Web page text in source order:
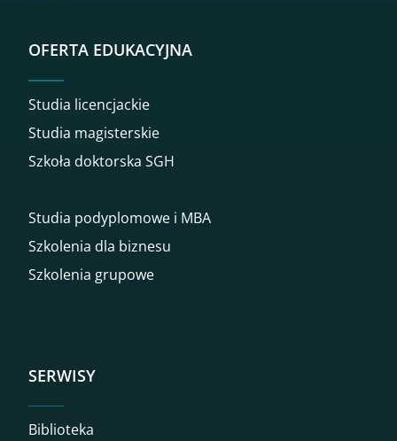
OFERTA EDUKACYJNA
Studia licencjackie
Studia magisterskie
Szkoła doktorska SGH
Studia podyplomowe i MBA
Szkolenia dla biznesu
Szkolenia grupowe
SERWISY
Biblioteka